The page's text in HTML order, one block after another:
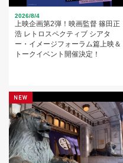
2026/8/4
上映企画第2弾！映画監督 篠田正
浩 レトロスペクティブ シアタ
ー・イメージフォーラム篇上映＆
トークイベント開催決定！